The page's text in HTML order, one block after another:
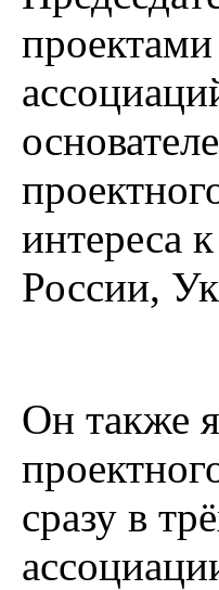
интереса
России,
Он также
сразу в